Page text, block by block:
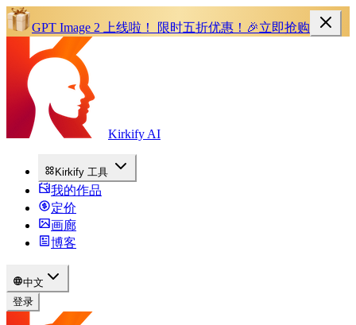
GPT Image 2 上线啦！ 限时五折优惠！ 🎉立即抢购
Kirkify AI
Kirkify 工具
我的作品
定价
画廊
博客
中文
登录